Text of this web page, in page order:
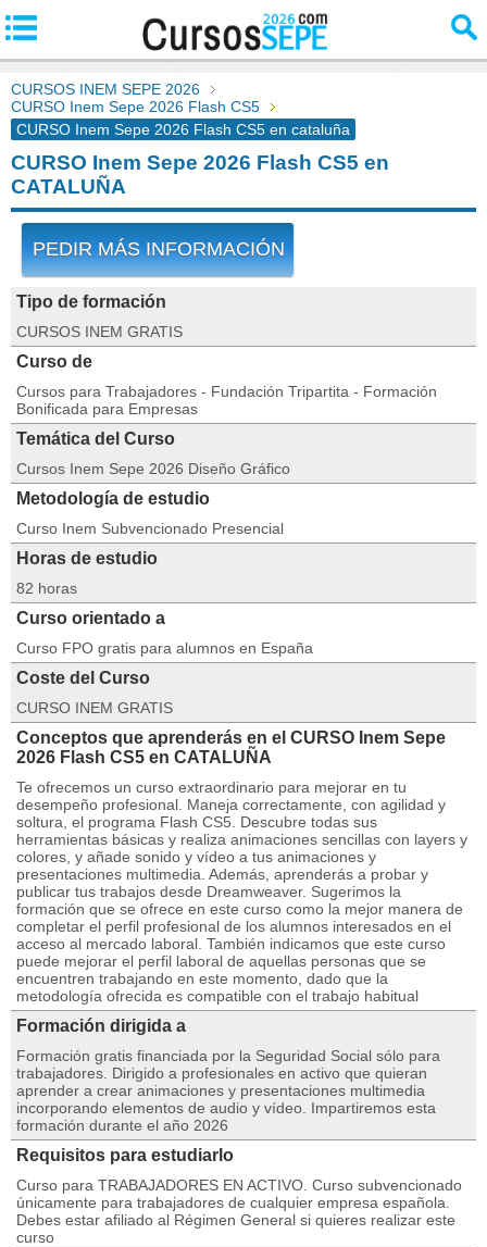
CURSOS INEM SEPE 2026
CURSO Inem Sepe 2026 Flash CS5
CURSO Inem Sepe 2026 Flash CS5 en cataluña
CURSO Inem Sepe 2026 Flash CS5 en
CATALUÑA
PEDIR MÁS INFORMACIÓN
Tipo de formación
CURSOS INEM GRATIS
Curso de
Cursos para Trabajadores - Fundación Tripartita - Formación
Bonificada para Empresas
Temática del Curso
Cursos Inem Sepe 2026 Diseño Gráfico
Metodología de estudio
Curso Inem Subvencionado Presencial
Horas de estudio
82 horas
Curso orientado a
Curso FPO gratis para alumnos en España
Coste del Curso
CURSO INEM GRATIS
Conceptos que aprenderás en el CURSO Inem Sepe
2026 Flash CS5 en CATALUÑA
Te ofrecemos un curso extraordinario para mejorar en tu
desempeño profesional. Maneja correctamente, con agilidad y
soltura, el programa Flash CS5. Descubre todas sus
herramientas básicas y realiza animaciones sencillas con layers y
colores, y añade sonido y vídeo a tus animaciones y
presentaciones multimedia. Además, aprenderás a probar y
publicar tus trabajos desde Dreamweaver. Sugerimos la
formación que se ofrece en este curso como la mejor manera de
completar el perfil profesional de los alumnos interesados en el
acceso al mercado laboral. También indicamos que este curso
puede mejorar el perfil laboral de aquellas personas que se
encuentren trabajando en este momento, dado que la
metodología ofrecida es compatible con el trabajo habitual
Formación dirigida a
Formación gratis financiada por la Seguridad Social sólo para
trabajadores. Dirigido a profesionales en activo que quieran
aprender a crear animaciones y presentaciones multimedia
incorporando elementos de audio y vídeo. Impartiremos esta
formación durante el año 2026
Requisitos para estudiarlo
Curso para TRABAJADORES EN ACTIVO. Curso subvencionado
únicamente para trabajadores de cualquier empresa española.
Debes estar afiliado al Régimen General si quieres realizar este
curso